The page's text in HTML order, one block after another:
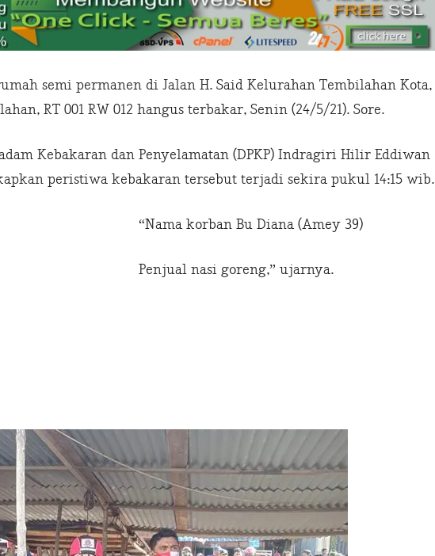
semi permanen di Jalan H. Said Kelurahan Tembilahan Kota,
RT 001 RW 012 hangus terbakar, Senin (24/5/21). Sore.
Kebakaran dan Penyelamatan (DPKP) Indragiri Hilir Eddiwan
peristiwa kebakaran tersebut terjadi sekira pukul 14:15 wib.
“Nama korban Bu Diana (Amey 39)
Penjual nasi goreng,” ujarnya.